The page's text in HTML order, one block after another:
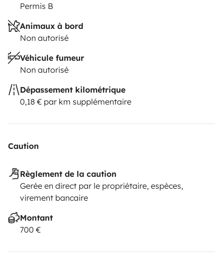
Permis B
Animaux à bord
Non autorisé
Véhicule fumeur
Non autorisé
Dépassement kilométrique
0,18 € par km supplémentaire
Caution
Règlement de la caution
Gerée en direct par le propriétaire, espèces,
virement bancaire
Montant
700 €